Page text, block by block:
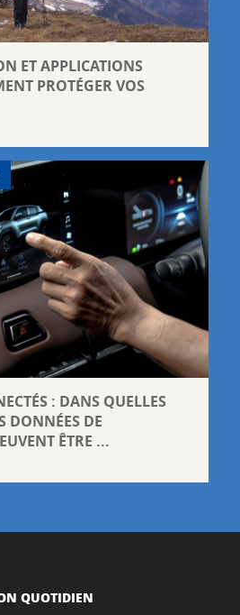
ET APPLICATIONS
PROTÉGER VOS
: DANS QUELLES
DONNÉES DE
ÊTRE ...
QUOTIDIEN